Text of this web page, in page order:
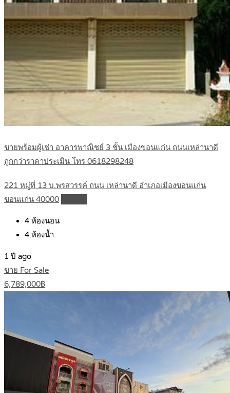
ขายพร้อมผู้เช่า อาคารพาณิชย์ 3 ชั้น เมืองขอนแก่น ถนนเหล่านาดี
ถูกกว่าราคาประเมิน โทร 0618298248
221 หมู่ที่ 13 บ.พรสวรรค์ ถนน เหล่านาดี อำเภอเมืองขอนแก่น
ขอนแก่น 40000
4 ห้องนอน
4 ห้องน้ำ
1 ปี ago
ขาย For Sale
6,789,000฿